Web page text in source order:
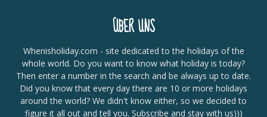
ÜBER UNS
Whenisholiday.com - site dedicated to the holidays of the
whole world. Do you want to know what holiday is today?
Then enter a number in the search and be always up to date.
Did you know that every day there are 10 or more holidays
around the world? We didn't know either, so we decided to
figure it all out and tell you. Subscribe and stay with us)))